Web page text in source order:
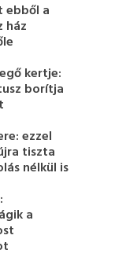
ebből a
ház
kertje:
borítja
ezzel
tiszta
nélkül is
a